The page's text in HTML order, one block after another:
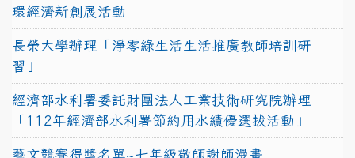
環經濟新創展活動
長榮大學辦理「淨零綠生活生活推廣教師培訓研
習」
經濟部水利署委託財團法人工業技術研究院辦理
「112年經濟部水利署節約用水績優選拔活動」
藝文競賽得獎名單~七年級敬師謝師漫畫